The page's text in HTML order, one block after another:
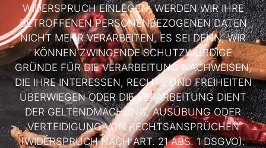
WIDERSPRUCH EINLEGEN, WERDEN WIR IHRE
BETROFFENEN PERSONENBEZOGENEN DATEN
NICHT MEHR VERARBEITEN, ES SEI DENN, WIR
KÖNNEN ZWINGENDE SCHUTZWÜRDIGE
GRÜNDE FÜR DIE VERARBEITUNG NACHWEISEN,
DIE IHRE INTERESSEN, RECHTE UND FREIHEITEN
ÜBERWIEGEN ODER DIE VERARBEITUNG DIENT
DER GELTENDMACHUNG, AUSÜBUNG ODER
VERTEIDIGUNG VON RECHTSANSPRÜCHEN
(WIDERSPRUCH NACH ART. 21 ABS. 1 DSGVO).